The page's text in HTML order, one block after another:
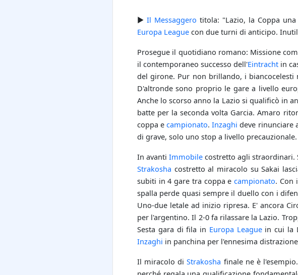
► Il Messaggero titola: "Lazio, la Coppa
Europa League con due turni di anticipo.
Prosegue il quotidiano romano: Missione
il contemporaneo successo dell'Eintracht in
del girone. Pur non brillando, i
D'altronde sono proprio le gare a livello
Anche lo scorso anno la Lazio si qualificò in
batte per la seconda volta Garcia. Amaro
coppa ecampionato.Inzaghi deve rinunciare
di grave, solo uno stop a livello
In avantiImmobile costretto agli straordinari.
Strakosha costretto al miracolo su Sakai
subiti in 4 gare tra coppa ecampionato. Con
spalla perde quasi sempre il duello con i
Uno-due letale ad inizio ripresa. E' ancora
per l'argentino. Il 2-0 fa rilassare la Lazio.
Sesta gara di fila in Europa Leaguein cui la
Inzaghi in panchina per l'ennesima
Il miracolo diStrakosha finale ne è